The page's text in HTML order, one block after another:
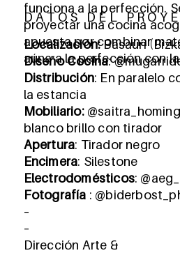
funciona a la perfección.
proyectar una cocina
apuesta por combinar
aúna a la perfección con
D A T O S D E L P R O Y E
Localización:Basauri
Diseño Cocina:
Distribución: En paralelo
la estancia
Mobiliario:
blanco brillo con tirador
Apertura: Tirador negro
Encimera: Silestone
Electrodomésticos:
Fotografía :
–
–
Dirección Arte &